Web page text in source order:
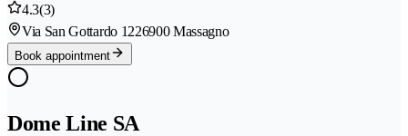
4.3(3)
Via San Gottardo 1226900 Massagno
Book appointment
Dome Line SA